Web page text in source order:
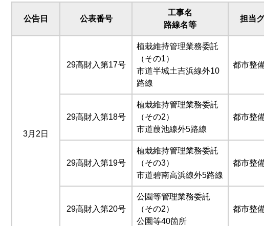
公告日 公表番号
工事名
路線名等
担当
3月2日
29高財入第17号
植栽維持管理業務委託
（その1）
市道半城土吉浜線外10
路線
都市整
29高財入第18号
植栽維持管理業務委託
（その2）
市道葭池線外5路線
都市整
29高財入第19号
植栽維持管理業務委託
（その3）
市道碧南高浜線外5路線
都市整
29高財入第20号
公園等管理業務委託
（その2）
公園等40箇所
都市整